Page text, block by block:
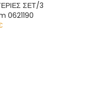
ΣΕΤ/3
0621190